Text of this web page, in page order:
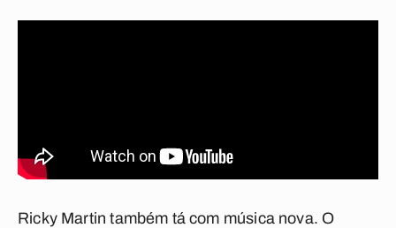
Ricky Martin também tá com música nova. O